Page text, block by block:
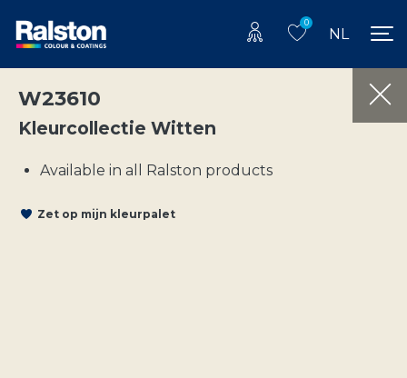
0
NL
W23610
Kleurcollectie Witten
Available in all Ralston products
Zet op mijn kleurpalet